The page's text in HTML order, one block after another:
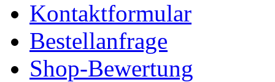
Kontaktformular
Bestellanfrage
Shop-Bewertung